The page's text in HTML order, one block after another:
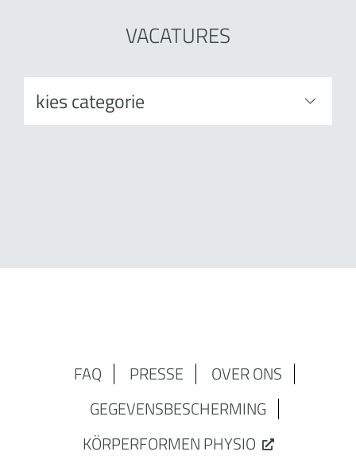
VACATURES
FAQ PRESSE
OVER ONS
GEGEVENSBESCHERMING
KÖRPERFORMEN PHYSIO